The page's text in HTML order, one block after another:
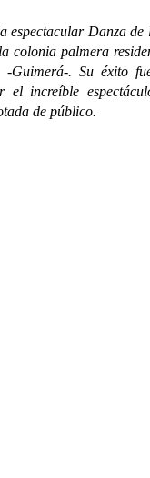
Danza de
colonia palmera
-Guimerá-. Su éxito
el increíble
de público.